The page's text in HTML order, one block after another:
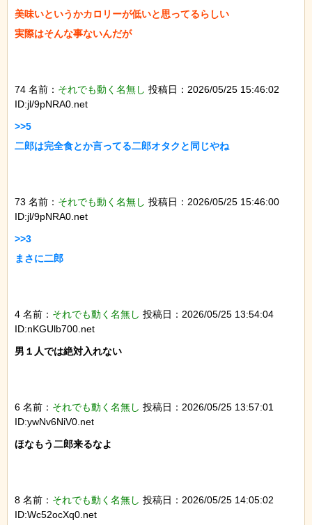
美味いというかカロリーが低いと思ってるらしい
実際はそんな事ないんだが
74 名前： それでも動く名無し 投稿日：2026/05/25 15:46:02
ID:jl/9pNRA0.net
>>5
二郎は完全食とか言ってる二郎オタクと同じやね
73 名前： それでも動く名無し 投稿日：2026/05/25 15:46:00
ID:jl/9pNRA0.net
>>3
まさに二郎
4 名前： それでも動く名無し 投稿日：2026/05/25 13:54:04
ID:nKGUlb700.net
男１人では絶対入れない
6 名前： それでも動く名無し 投稿日：2026/05/25 13:57:01
ID:ywNv6NiV0.net
ほなもう二郎来るなよ
8 名前： それでも動く名無し 投稿日：2026/05/25 14:05:02
ID:Wc52ocXq0.net